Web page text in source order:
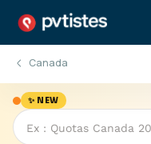
Canada
✨ NEW